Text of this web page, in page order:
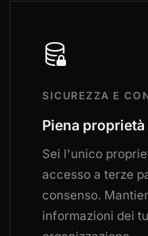
SICUREZZA E
Piena
Sei l'unico
accesso a terze
consenso.
informazioni dei